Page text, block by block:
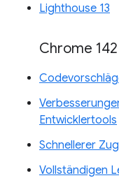
Lighthouse 13
Chrome 142
Entwicklertools
Schnellerer
Vollständigen